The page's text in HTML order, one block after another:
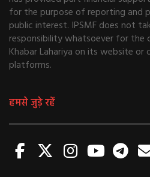
for the purpose of reporting and
public interest. IPSMF does not
responsibility whatsoever for the
Khabar Lahariya on its website
platforms.
हमसे जुड़े रहें